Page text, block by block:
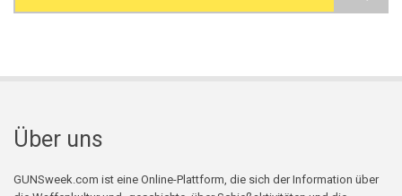
Search form
Über uns
GUNSweek.com ist eine Online-Plattform, die sich der Information über